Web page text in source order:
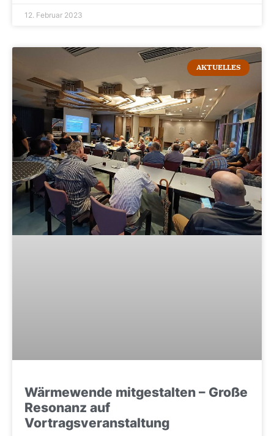
12. Februar 2023
AKTUELLES
Wärmewende mitgestalten – Große
Resonanz auf
Vortragsveranstaltung